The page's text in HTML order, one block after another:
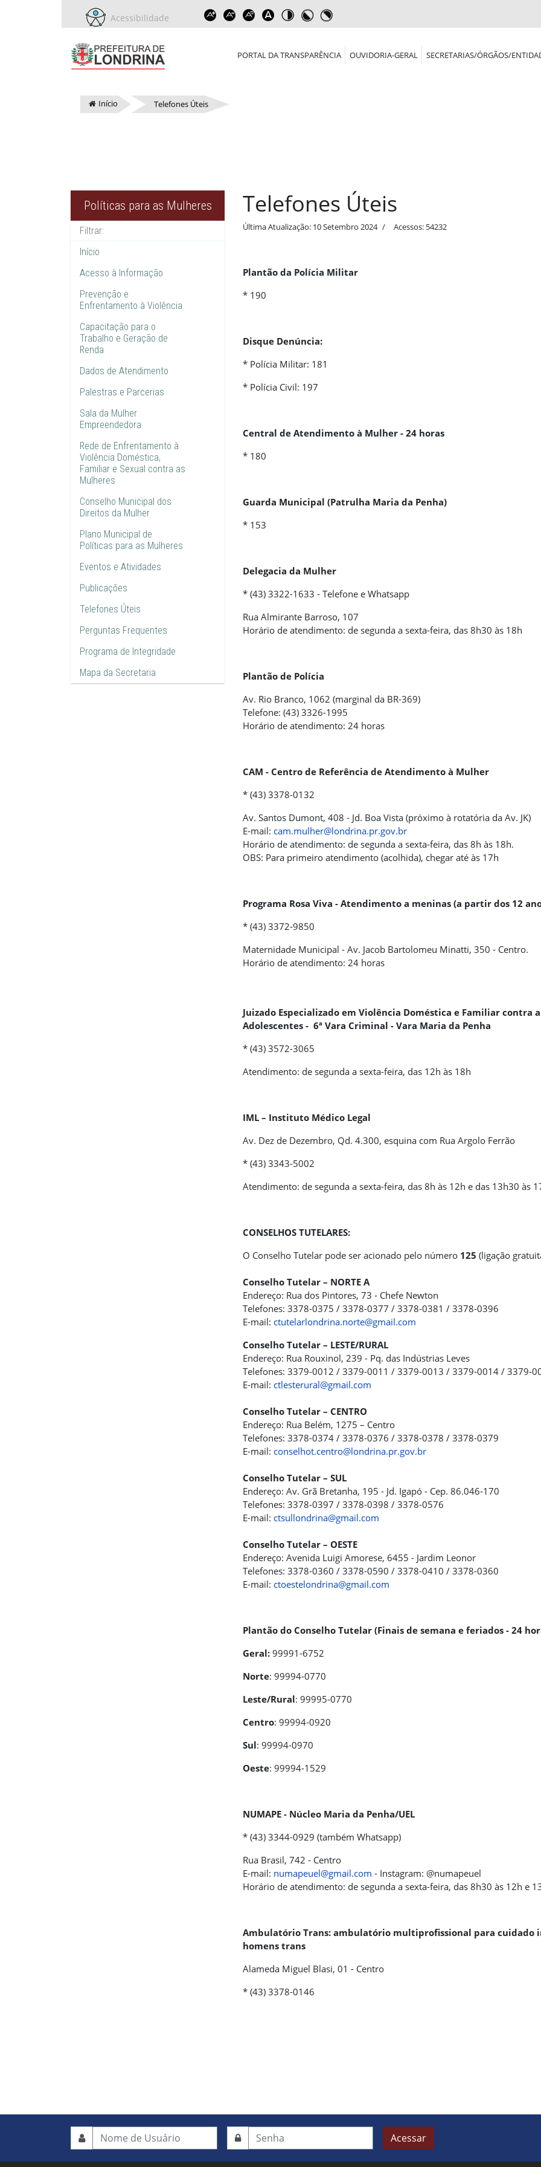
Acessibilidade
PORTAL DA TRANSPARÊNCIA OUVIDORIA-GERAL SECRETARIAS/ÓRGÃOS/
Início Telefones Úteis
Políticas para as Mulheres
Início
Acesso à Informação
Prevenção e
Enfrentamento à Violência
Capacitação para o
Trabalho e Geração de
Renda
Dados de Atendimento
Palestras e Parcerias
Sala da Mulher
Empreendedora
Rede de Enfrentamento à
Violência Doméstica,
Familiar e Sexual contra as
Mulheres
Conselho Municipal dos
Direitos da Mulher
Plano Municipal de
Políticas para as Mulheres
Eventos e Atividades
Publicações
Telefones Úteis
Perguntas Frequentes
Programa de Integridade
Mapa da Secretaria
Telefones Úteis
Última Atualização: 10 Setembro 2024 Acessos: 54232
Plantão da Polícia Militar
* 190
Disque Denúncia:
* Polícia Militar: 181
* Polícia Civil: 197
Central de Atendimento à Mulher - 24 horas
* 180
Guarda Municipal (Patrulha Maria da Penha)
* 153
Delegacia da Mulher
* (43) 3322-1633 - Telefone e Whatsapp
Rua Almirante Barroso, 107
Horário de atendimento: de segunda a sexta-feira, das 8h30 às 18h
Plantão de Polícia
Av. Rio Branco, 1062 (marginal da BR-369)
Telefone: (43) 3326-1995
Horário de atendimento: 24 horas
CAM - Centro de Referência de Atendimento à Mulher
* (43) 3378-0132
Av. Santos Dumont, 408 - Jd. Boa Vista (próximo à rotatória da Av. JK)
E-mail: cam.mulher@londrina.pr.gov.br
Horário de atendimento: de segunda a sexta-feira, das 8h às 18h.
OBS: Para primeiro atendimento (acolhida), chegar até às 17h
Programa Rosa Viva - Atendimento a meninas (a partir dos 12
* (43) 3372-9850
Maternidade Municipal - Av. Jacob Bartolomeu Minatti, 350 - Centro.
Horário de atendimento: 24 horas
Juizado Especializado em Violência Doméstica e Familiar contra
Adolescentes - 6ª Vara Criminal - Vara Maria da Penha
* (43) 3572-3065
Atendimento: de segunda a sexta-feira, das 12h às 18h
IML – Instituto Médico Legal
Av. Dez de Dezembro, Qd. 4.300, esquina com Rua Argolo Ferrão
* (43) 3343-5002
Atendimento: de segunda a sexta-feira, das 8h às 12h e das 13h30 às
CONSELHOS TUTELARES:
O Conselho Tutelar pode ser acionado pelo número 125 (ligação
Conselho Tutelar – NORTE A
Endereço: Rua dos Pintores, 73 - Chefe Newton
Telefones: 3378-0375 / 3378-0377 / 3378-0381 / 3378-0396
E-mail: ctutelarlondrina.norte@gmail.com
Conselho Tutelar – LESTE/RURAL
Endereço: Rua Rouxinol, 239 - Pq. das Indústrias Leves
Telefones: 3379-0012 / 3379-0011 / 3379-0013 / 3379-0014 / 3379-
E-mail: ctlesterural@gmail.com
Conselho Tutelar – CENTRO
Endereço: Rua Belém, 1275 – Centro
Telefones: 3378-0374 / 3378-0376 / 3378-0378 / 3378-0379
E-mail: conselhot.centro@londrina.pr.gov.br
Conselho Tutelar – SUL
Endereço: Av. Grã Bretanha, 195 - Jd. Igapó - Cep. 86.046-170
Telefones: 3378-0397 / 3378-0398 / 3378-0576
E-mail: ctsullondrina@gmail.com
Conselho Tutelar – OESTE
Endereço: Avenida Luigi Amorese, 6455 - Jardim Leonor
Telefones: 3378-0360 / 3378-0590 / 3378-0410 / 3378-0360
E-mail: ctoestelondrina@gmail.com
Plantão do Conselho Tutelar (Finais de semana e feriados - 24
Geral: 99991-6752
Norte: 99994-0770
Leste/Rural: 99995-0770
Centro: 99994-0920
Sul: 99994-0970
Oeste: 99994-1529
NUMAPE - Núcleo Maria da Penha/UEL
* (43) 3344-0929 (também Whatsapp)
Rua Brasil, 742 - Centro
E-mail: numapeuel@gmail.com - Instagram: @numapeuel
Horário de atendimento: de segunda a sexta-feira, das 8h30 às 12h e
Ambulatório Trans: ambulatório multiprofissional para cuidado
homens trans
Alameda Miguel Blasi, 01 - Centro
* (43) 3378-0146
Acessar